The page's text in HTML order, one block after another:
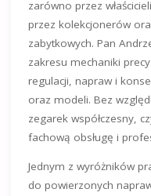
zarówno przez
przez kolekcjonerów
zabytkowych. Pan
zakresu mechaniki
regulacji, napraw i
oraz modeli. Bez
zegarek współczesny,
fachową obsługę i
Jednym z wyróżników
do powierzonych